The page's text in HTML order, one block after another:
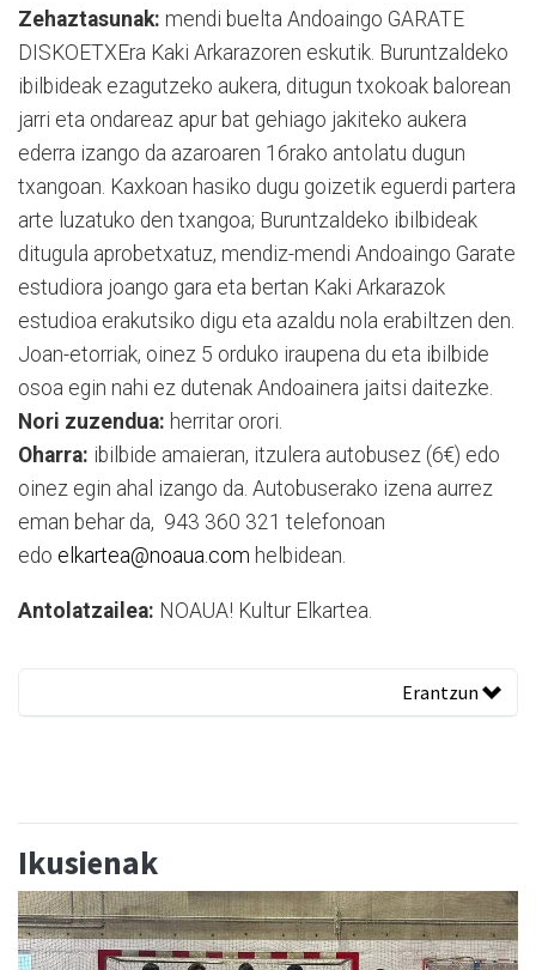
Zehaztasunak: mendi buelta Andoaingo GARATE
DISKOETXEra Kaki Arkarazoren eskutik. Buruntzaldeko
ibilbideak ezagutzeko aukera, ditugun txokoak balorean
jarri eta ondareaz apur bat gehiago jakiteko aukera
ederra izango da azaroaren 16rako antolatu dugun
txangoan. Kaxkoan hasiko dugu goizetik eguerdi partera
arte luzatuko den txangoa; Buruntzaldeko ibilbideak
ditugula aprobetxatuz, mendiz-mendi Andoaingo Garate
estudiora joango gara eta bertan Kaki Arkarazok
estudioa erakutsiko digu eta azaldu nola erabiltzen den.
Joan-etorriak, oinez 5 orduko iraupena du eta ibilbide
osoa egin nahi ez dutenak Andoainera jaitsi daitezke.
Nori zuzendua: herritar orori.
Oharra: ibilbide amaieran, itzulera autobusez (6€) edo
oinez egin ahal izango da. Autobuserako izena aurrez
eman behar da, 943 360 321 telefonoan
edo elkartea@noaua.com helbidean.
Antolatzailea: NOAUA! Kultur Elkartea.
Erantzun
Ikusienak